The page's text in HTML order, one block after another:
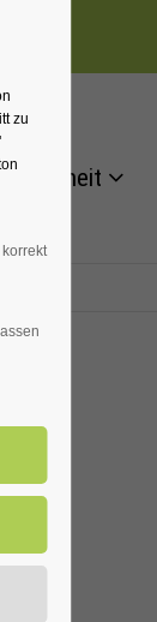
zu